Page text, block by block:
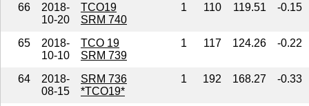
66
2018-
10-20
TCO19
SRM 740
1 110 119.51 -0.15
65
2018-
10-10
TCO 19
SRM 739
1 117 124.26 -0.22
64
2018-
08-15
SRM 736
*TCO19*
1 192 168.27 -0.33